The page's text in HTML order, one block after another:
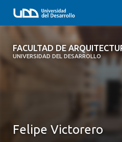
FACULTAD DE
UNIVERSIDAD DEL DESARROLLO
FACULTAD DE
Felipe Victorero